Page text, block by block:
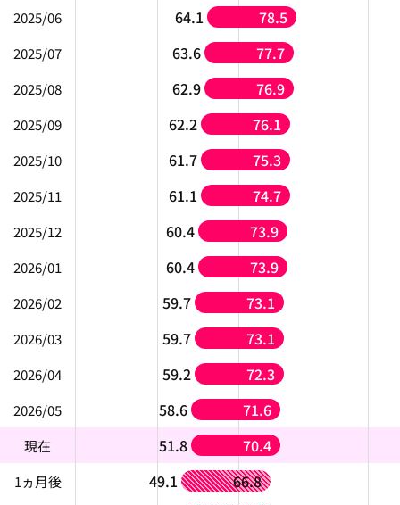
2025/06 64.1 78.5
2025/07 63.6 77.7
2025/08 62.9 76.9
2025/09 62.2 76.1
2025/10 61.7 75.3
2025/11 61.1 74.7
2025/12 60.4 73.9
2026/01 60.4 73.9
2026/02 59.7 73.1
2026/03 59.7 73.1
2026/04 59.2 72.3
2026/05 58.6 71.6
現在 51.8 70.4
1ヵ月後 49.1 66.8